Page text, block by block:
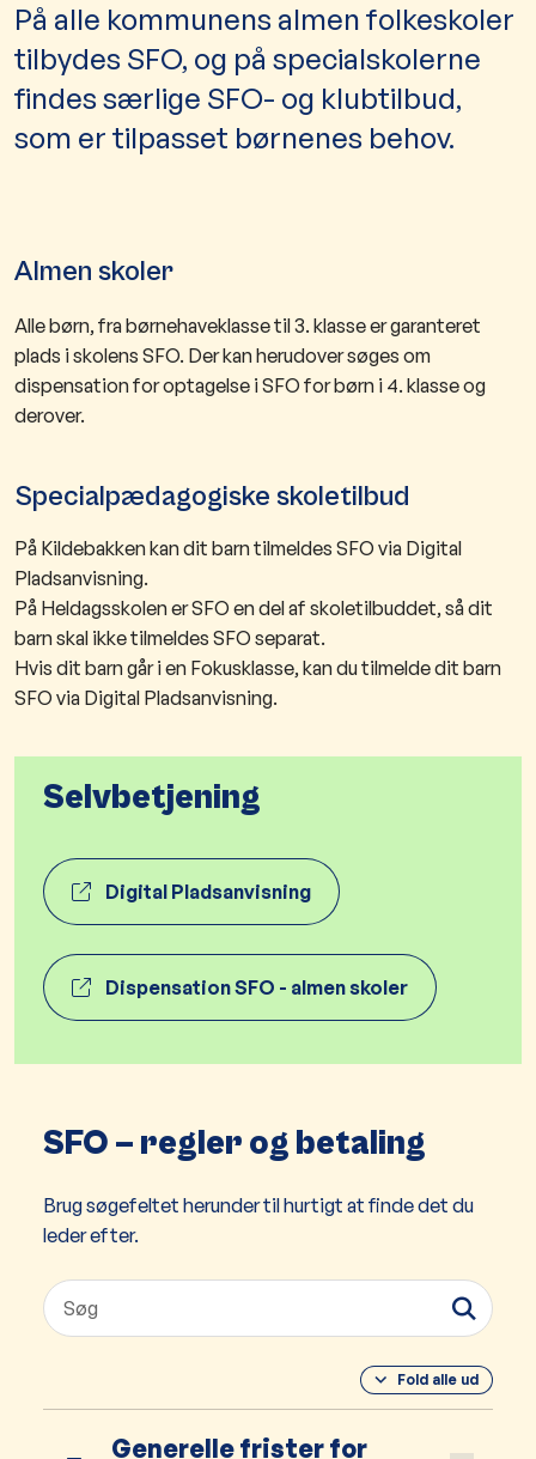
På alle kommunens almen folkeskoler
tilbydes SFO, og på specialskolerne
findes særlige SFO- og klubtilbud,
som er tilpasset børnenes behov.
Almen skoler
Alle børn, fra børnehaveklasse til 3. klasse er garanteret
plads i skolens SFO. Der kan herudover søges om
dispensation for optagelse i SFO for børn i 4. klasse og
derover.
Specialpædagogiske skoletilbud
På Kildebakken kan dit barn tilmeldes SFO via Digital
Pladsanvisning.
På Heldagsskolen er SFO en del af skoletilbuddet, så dit
barn skal ikke tilmeldes SFO separat.
Hvis dit barn går i en Fokusklasse, kan du tilmelde dit barn
SFO via Digital Pladsanvisning.
Selvbetjening
Digital Pladsanvisning
Dispensation SFO - almen skoler
SFO – regler og betaling
Brug søgefeltet herunder til hurtigt at finde det du
leder efter.
Fold alle ud
Generelle frister for